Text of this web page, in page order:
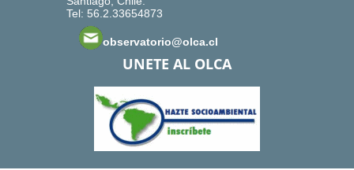
Tel: 56.2.33654873
observatorio@olca.cl
UNETE AL OLCA